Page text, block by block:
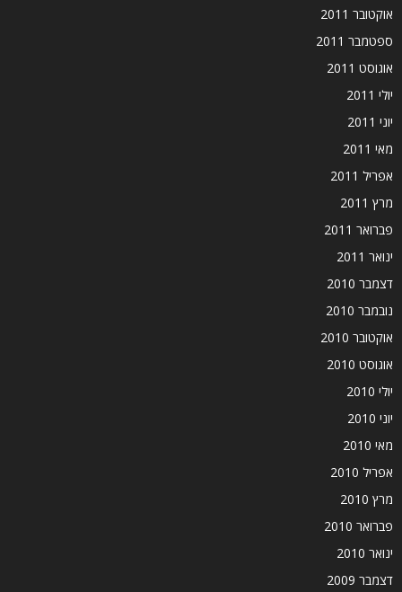
אוקטובר 2011
ספטמבר 2011
אוגוסט 2011
יולי 2011
יוני 2011
מאי 2011
אפריל 2011
מרץ 2011
פברואר 2011
ינואר 2011
דצמבר 2010
נובמבר 2010
אוקטובר 2010
אוגוסט 2010
יולי 2010
יוני 2010
מאי 2010
אפריל 2010
מרץ 2010
פברואר 2010
ינואר 2010
דצמבר 2009